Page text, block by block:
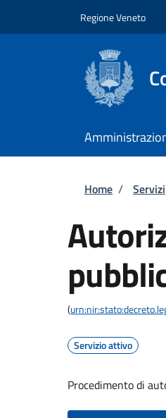
Regione Veneto
Home / Servizi
(
Servizio attivo
Procedimento di